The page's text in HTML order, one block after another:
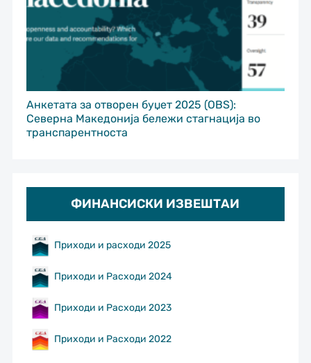
Анкетата за отворен буџет 2025 (OBS):
Северна Македонија бележи стагнација во
транспарентноста
ФИНАНСИСКИ ИЗВЕШТАИ
Приходи и расходи 2025
Приходи и Расходи 2024
Приходи и Расходи 2023
Приходи и Расходи 2022